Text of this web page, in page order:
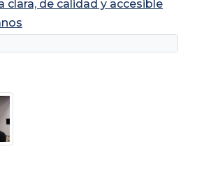
clara, de calidad y accesible